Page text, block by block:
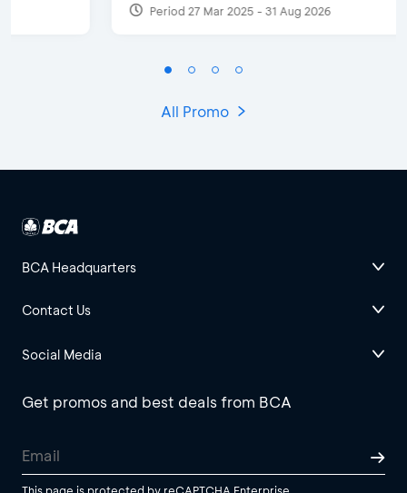
Period 27 Mar 2025 - 31 Aug 2026
All Promo
BCA Headquarters
Contact Us
Social Media
Get promos and best deals from BCA